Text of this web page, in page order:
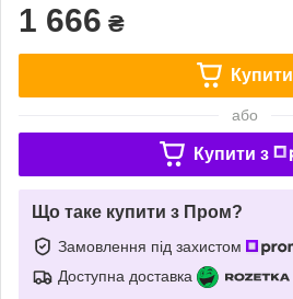
1 666 ₴
Купити
або
Купити з
Що таке купити з Пром?
Замовлення під захистом
Доступна доставка